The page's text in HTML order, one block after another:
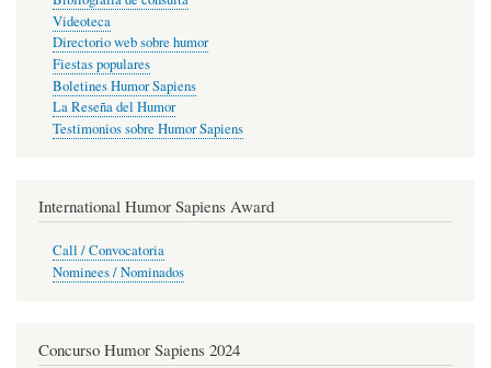
Videoteca
Directorio web sobre humor
Fiestas populares
Boletines Humor Sapiens
La Reseña del Humor
Testimonios sobre Humor Sapiens
International Humor Sapiens Award
Call / Convocatoria
Nominees / Nominados
Concurso Humor Sapiens 2024